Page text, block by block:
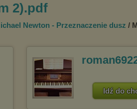
2).pdf
Newton - Przeznaczenie dusz /
Idź do